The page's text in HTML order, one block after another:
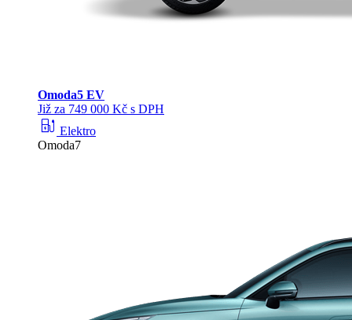
Omoda5 EV
Již za 749 000 Kč s DPH
ev_station Elektro
Omoda7